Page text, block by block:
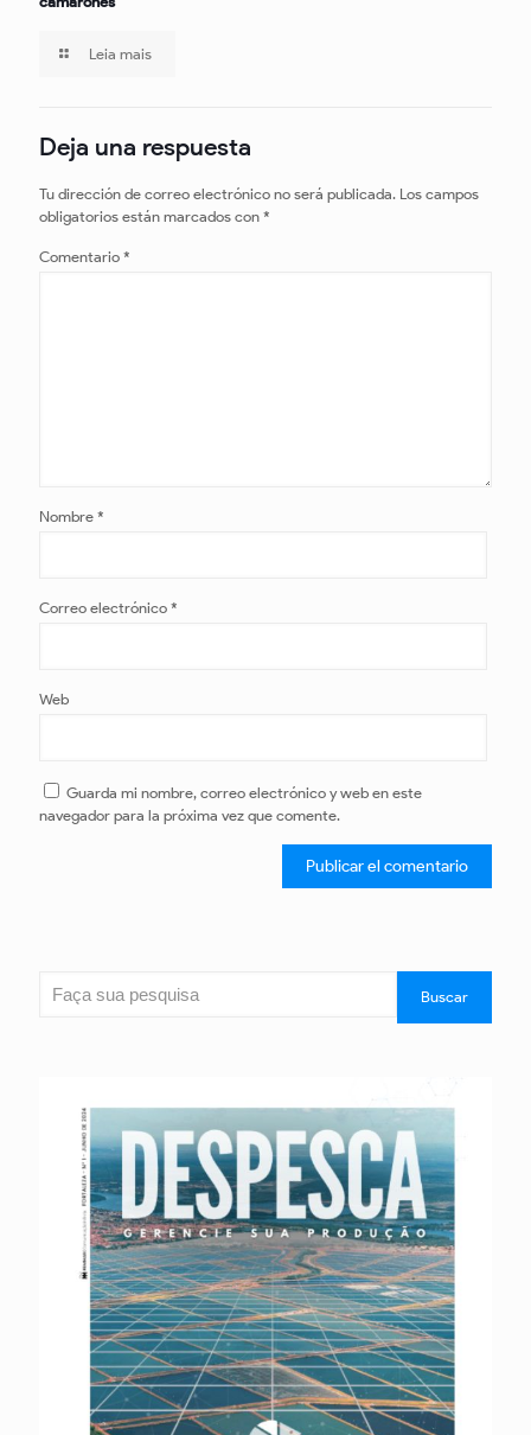
Leia mais
Deja una respuesta
Tu dirección de correo electrónico no será publicada. Los campos
obligatorios están marcados con *
Comentario *
Nombre *
Correo electrónico *
Web
Guarda mi nombre, correo electrónico y web en este
navegador para la próxima vez que comente.
Buscar
Buscar